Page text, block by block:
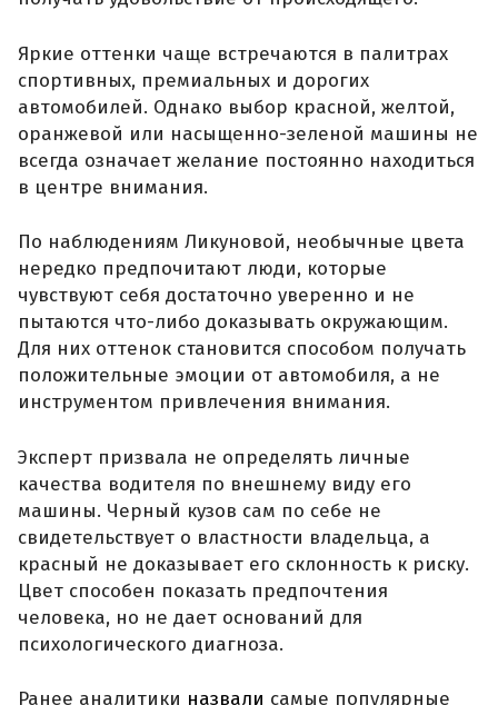
Яркие оттенки чаще встречаются в палитрах
спортивных, премиальных и дорогих
автомобилей. Однако выбор красной, желтой,
оранжевой или насыщенно-зеленой машины не
всегда означает желание постоянно находиться
в центре внимания.
По наблюдениям Ликуновой, необычные цвета
нередко предпочитают люди, которые
чувствуют себя достаточно уверенно и не
пытаются что-либо доказывать окружающим.
Для них оттенок становится способом получать
положительные эмоции от автомобиля, а не
инструментом привлечения внимания.
Эксперт призвала не определять личные
качества водителя по внешнему виду его
машины. Черный кузов сам по себе не
свидетельствует о властности владельца, а
красный не доказывает его склонность к риску.
Цвет способен показать предпочтения
человека, но не дает оснований для
психологического диагноза.
Ранее аналитики назвали самые популярные